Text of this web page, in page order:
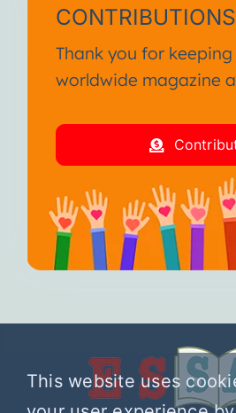
CONTRIBUTIONS
Thank you for
worldwide magazine
This website uses